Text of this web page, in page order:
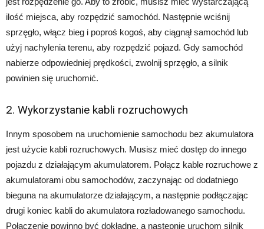
ilość miejsca, aby rozpędzić samochód. Następnie wciśnij
sprzęgło, włącz bieg i poproś kogoś, aby ciągnął samochód lub
użyj nachylenia terenu, aby rozpędzić pojazd. Gdy samochód
nabierze odpowiedniej prędkości, zwolnij sprzęgło, a silnik
powinien się uruchomić.
2. Wykorzystanie kabli rozruchowych
Innym sposobem na uruchomienie samochodu bez akumulatora
jest użycie kabli rozruchowych. Musisz mieć dostęp do innego
pojazdu z działającym akumulatorem. Połącz kable rozruchowe z
akumulatorami obu samochodów, zaczynając od dodatniego
bieguna na akumulatorze działającym, a następnie podłączając
drugi koniec kabli do akumulatora rozładowanego samochodu.
Połączenie powinno być dokładne, a następnie uruchom silnik